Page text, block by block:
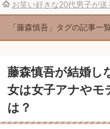
お笑い好きな20代男子が送
「藤森慎吾」タグの記事一
藤森慎吾が結婚し
女は女子アナやモ
は？